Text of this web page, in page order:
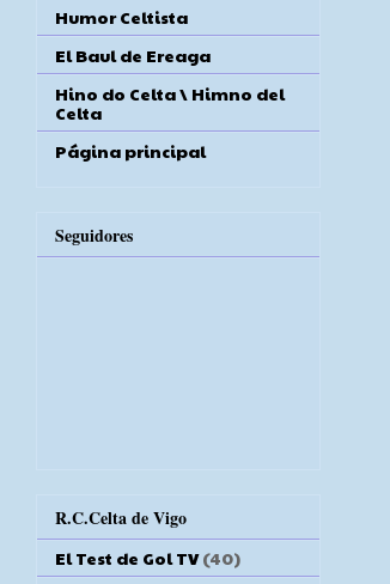
Humor Celtista
El Baul de Ereaga
Hino do Celta \ Himno del
Celta
Página principal
Seguidores
R.C.Celta de Vigo
El Test de Gol TV (40)